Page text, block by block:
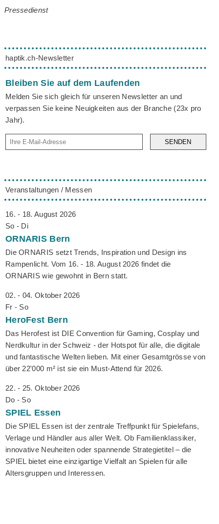
Pressedienst
haptik.ch-Newsletter
Bleiben Sie auf dem Laufenden
Melden Sie sich gleich für unseren Newsletter an und
verpassen Sie keine Neuigkeiten aus der Branche (23x pro
Jahr).
SENDEN
Veranstaltungen / Messen
16. - 18. August 2026
So - Di
ORNARIS Bern
Die ORNARIS setzt Trends, Inspiration und Design ins
Rampenlicht. Vom 16. - 18. August 2026 findet die
ORNARIS wie gewohnt in Bern statt.
02. - 04. Oktober 2026
Fr - So
HeroFest Bern
Das Herofest ist DIE Convention für Gaming, Cosplay und
Nerdkultur in der Schweiz - der Hotspot für alle, die digitale
und fantastische Welten lieben. Mit einer Gesamtgrösse von
über 22'000 m² ist sie ein Must-Attend für 2026.
22. - 25. Oktober 2026
Do - So
SPIEL Essen
Die SPIEL Essen ist der zentrale Treffpunkt für Spielefans,
Verlage und Händler aus aller Welt. Ob Familienklassiker,
innovative Neuheiten oder spannende Strategietitel – die
SPIEL bietet eine einzigartige Vielfalt an Spielen für alle
Altersgruppen und Interessen.